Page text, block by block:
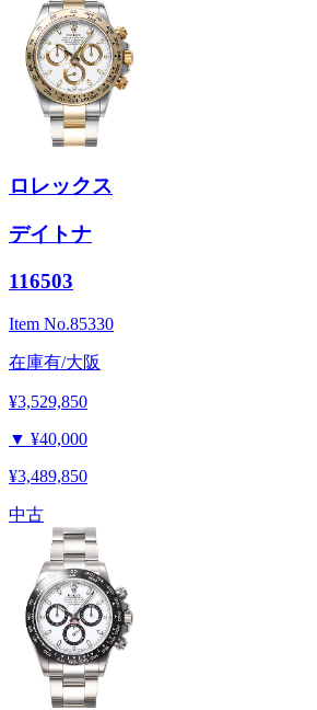
ロレックス
デイトナ
116503
Item No.85330
在庫有/大阪
¥3,529,850
▼ ¥40,000
¥3,489,850
中古